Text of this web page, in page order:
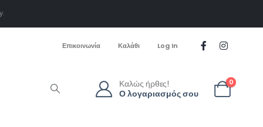
Επικοινωνία Καλάθι Log In
Καλώς ήρθες!
Ο λογαριασμός σου
0